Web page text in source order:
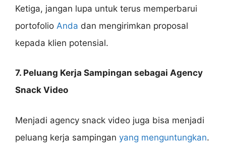
Ketiga, jangan lupa untuk terus memperbarui
portofolio Anda dan mengirimkan proposal
kepada klien potensial.
7. Peluang Kerja Sampingan sebagai Agency
Snack Video
Menjadi agency snack video juga bisa menjadi
peluang kerja sampingan yang menguntungkan.